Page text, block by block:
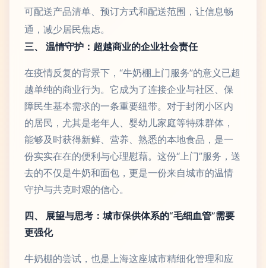
可配送产品清单、预订方式和配送范围，让信息畅
通，减少居民焦虑。
三、 温情守护：超越商业的企业社会责任
在疫情反复的背景下，“牛奶棚上门服务”的意义已超
越单纯的商业行为。它成为了连接企业与社区、保
障民生基本需求的一条重要纽带。对于封闭小区内
的居民，尤其是老年人、婴幼儿家庭等特殊群体，
能够及时获得新鲜、营养、熟悉的本地食品，是一
份实实在在的便利与心理慰藉。这份“上门”服务，送
去的不仅是牛奶和面包，更是一份来自城市的温情
守护与共克时艰的信心。
四、 展望与思考：城市保供体系的“毛细血管”需要
更强化
牛奶棚的尝试，也是上海这座城市精细化管理和应